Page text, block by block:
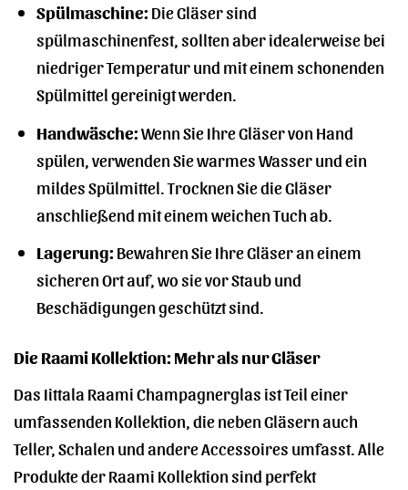
Spülmaschine:Die Gläser sind
spülmaschinenfest, sollten aber idealerweise bei
niedriger Temperatur und mit einem schonenden
Spülmittel gereinigt werden.
Handwäsche:Wenn Sie Ihre Gläser von Hand
spülen, verwenden Sie warmes Wasser und ein
mildes Spülmittel. Trocknen Sie die Gläser
anschließend mit einem weichen Tuch ab.
Lagerung:Bewahren Sie Ihre Gläser an einem
sicheren Ort auf, wo sie vor Staub und
Beschädigungen geschützt sind.
Die Raami Kollektion: Mehr als nur Gläser
Das Iittala Raami Champagnerglas ist Teil einer
umfassenden Kollektion, die neben Gläsern auch
Teller, Schalen und andere Accessoires umfasst. Alle
Produkte der Raami Kollektion sind perfekt